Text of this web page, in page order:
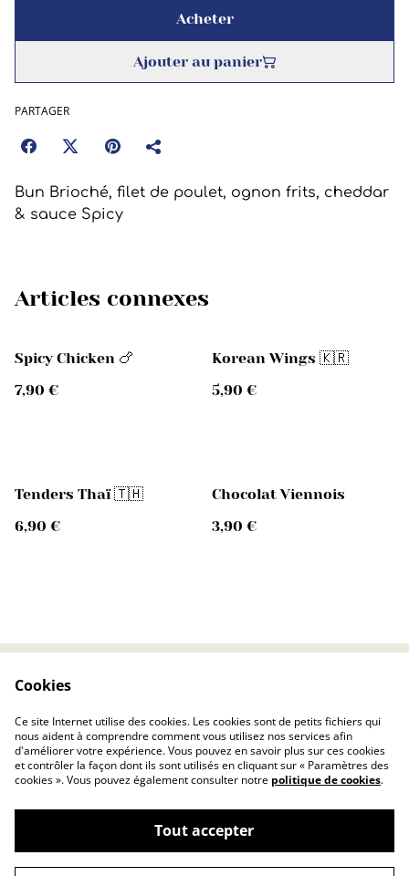
Acheter
Ajouter au panier
PARTAGER
Bun Brioché, filet de poulet, ognon frits, cheddar
& sauce Spicy
Articles connexes
Spicy Chicken 🍗
7,90 €
Korean Wings 🇰🇷
5,90 €
Tenders Thaï 🇹🇭
6,90 €
Chocolat Viennois
3,90 €
Politique de
confidentialité
Politique de cookies
©2026DONUTS COFFEE® Burger & Shake
Cookies
Ce site Internet utilise des cookies. Les cookies sont de petits fichiers qui
nous aident à comprendre comment vous utilisez nos services afin
d'améliorer votre expérience. Vous pouvez en savoir plus sur ces cookies
et contrôler la façon dont ils sont utilisés en cliquant sur « Paramètres des
cookies ». Vous pouvez également consulter notre politique de cookies.
Tout accepter